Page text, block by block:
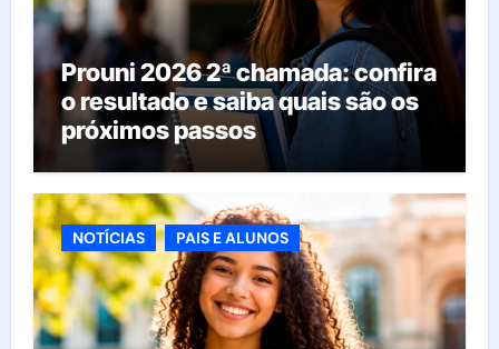
Prouni 2026 2ª chamada: confira
o resultado e saiba quais são os
próximos passos
NOTÍCIAS PAIS E ALUNOS